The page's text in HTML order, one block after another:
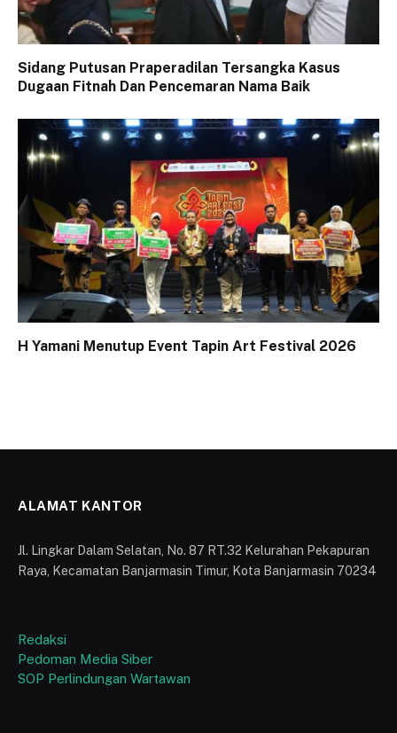
Sidang Putusan Praperadilan Tersangka Kasus
Dugaan Fitnah Dan Pencemaran Nama Baik
H Yamani Menutup Event Tapin Art Festival 2026
ALAMAT KANTOR
Jl. Lingkar Dalam Selatan, No. 87 RT.32 Kelurahan Pekapuran
Raya, Kecamatan Banjarmasin Timur, Kota Banjarmasin 70234
Redaksi
Pedoman Media Siber
SOP Perlindungan Wartawan